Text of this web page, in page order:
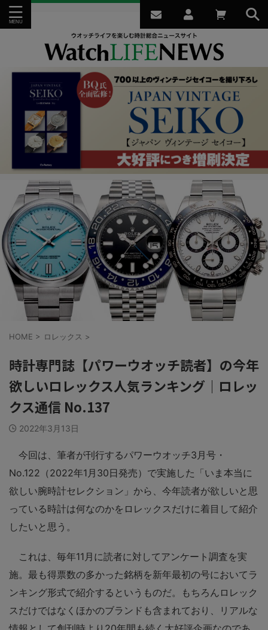
HOME > ロレックス >
時計専門誌【パワーウオッチ読者】の今年
欲しいロレックス人気ランキング｜ロレッ
クス通信 No.137
2022年3月13日
今回は、筆者が刊行するパワーウオッチ3月号・
No.122（2022年1月30日発売）で実施した「いま本当に
欲しい腕時計セレクション」から、今年読者が欲しいと思
っている時計は何なのかをロレックスだけに着目して紹介
したいと思う。
これは、毎年11月に読者に対してアンケート調査を実
施。最も得票数の多かった銘柄を新年最初の号においてラ
ンキング形式で紹介するというものだ。もちろんロレック
スだけではなくほかのブランドも含まれており、リアルな